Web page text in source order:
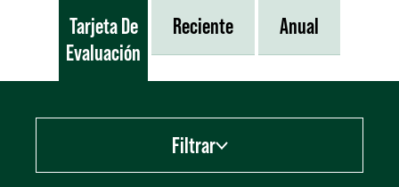
Tarjeta De
Evaluación
Reciente Anual
Filtrar